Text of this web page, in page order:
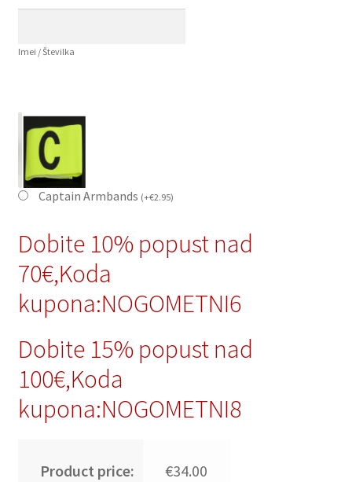
Imei / Številka
Captain Armbands (+€2.95)
Dobite 10% popust nad
70€,Koda
kupona:NOGOMETNI6
Dobite 15% popust nad
100€,Koda
kupona:NOGOMETNI8
Product price: €34.00